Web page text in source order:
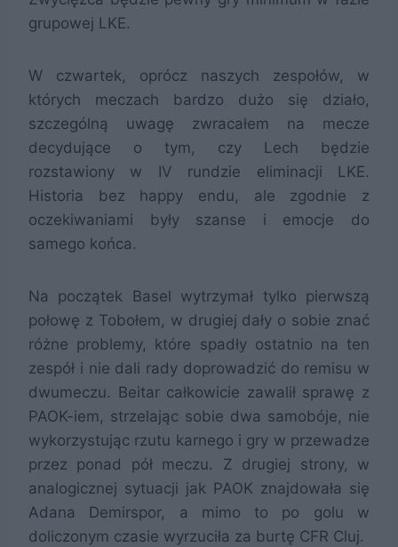
grupowej LKE.
W czwartek, oprócz naszych zespołów, w
których meczach bardzo dużo się działo,
szczególną uwagę zwracałem na mecze
decydujące o tym, czy Lech będzie
rozstawiony w IV rundzie eliminacji LKE.
Historia bez happy endu, ale zgodnie z
oczekiwaniami były szanse i emocje do
samego końca.
Na początek Basel wytrzymał tylko pierwszą
połowę z Tobołem, w drugiej dały o sobie znać
różne problemy, które spadły ostatnio na ten
zespół i nie dali rady doprowadzić do remisu w
dwumeczu. Beitar całkowicie zawalił sprawę z
PAOK-iem, strzelając sobie dwa samobóje, nie
wykorzystując rzutu karnego i gry w przewadze
przez ponad pół meczu. Z drugiej strony, w
analogicznej sytuacji jak PAOK znajdowała się
Adana Demirspor, a mimo to po golu w
doliczonym czasie wyrzuciła za burtę CFR Cluj.